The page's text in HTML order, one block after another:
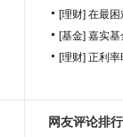
[理财] 在最困
[基金] 嘉实基
[理财] 正利率
网友评论排行